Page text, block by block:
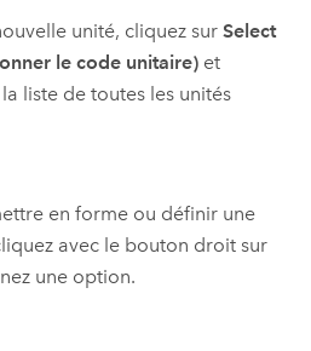
unité, cliquez sur Select
le code unitaire)et
liste de toutes les unités
en forme ou définir une
avec le bouton droit sur
une option.